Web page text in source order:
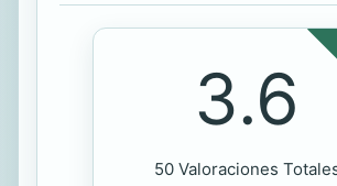
3.6
50 Valoraciones